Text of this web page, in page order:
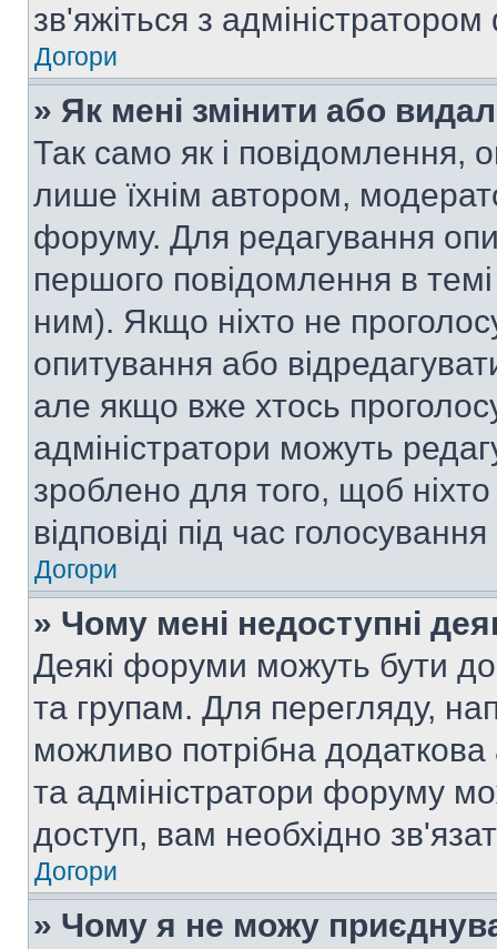
зв'яжіться з
Догори
» Як мені змінити або
Так само як і повідомлення,
лише їхнім автором,
форуму. Для редагування
першого повідомлення в
ним). Якщо ніхто не
опитування або
але якщо вже хтось
адміністратори можуть
зроблено для того, щоб
відповіді під час голосування
Догори
» Чому мені недоступні
Деякі форуми можуть бути
та групам. Для перегляду,
можливо потрібна
та адміністратори форуму
доступ, вам необхідно
Догори
» Чому я не можу